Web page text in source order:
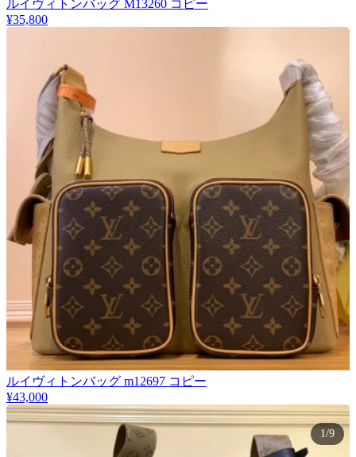
1/9
ルイヴィトンバッグ M13260 コピー
¥35,800
ルイヴィトンバッグ m12697 コピー
¥43,000